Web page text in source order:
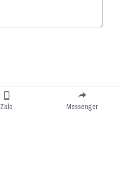
Zalo Messenger